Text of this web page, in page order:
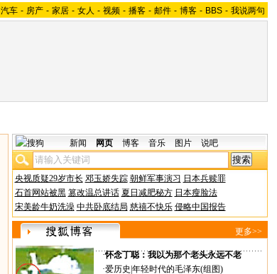
汽车 - 房产 - 家居 - 女人 - 视频 - 播客 - 邮件 - 博客 - BBS - 我说两句
新闻 网页 博客 音乐 图片 说吧
央视质疑29岁市长 邓玉娇失踪 朝鲜军事演习 日本兵赎罪
石首网站被黑 篡改温总讲话 夏日减肥秘方 日本瘦脸法
宋美龄牛奶洗澡 中共卧底结局 慈禧不快乐 侵略中国报告
更多>>
·怀念丁聪：我以为那个老头永远不老
·爱历史 年轻时代的毛泽东(组图)